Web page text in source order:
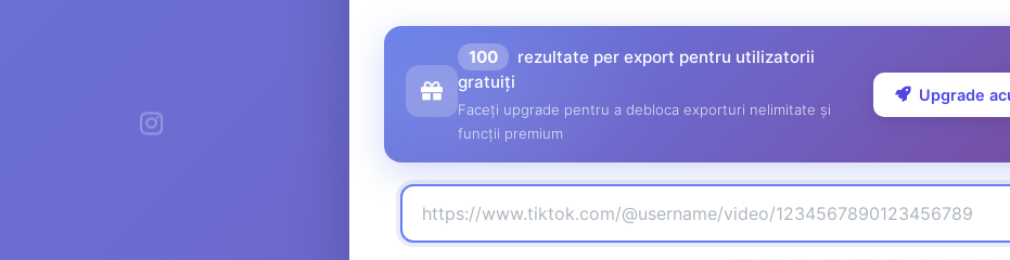
100
rezultate per export pentru utilizatorii
gratuiți
Faceți upgrade pentru a debloca exporturi nelimitate și
funcții premium
Upgrade